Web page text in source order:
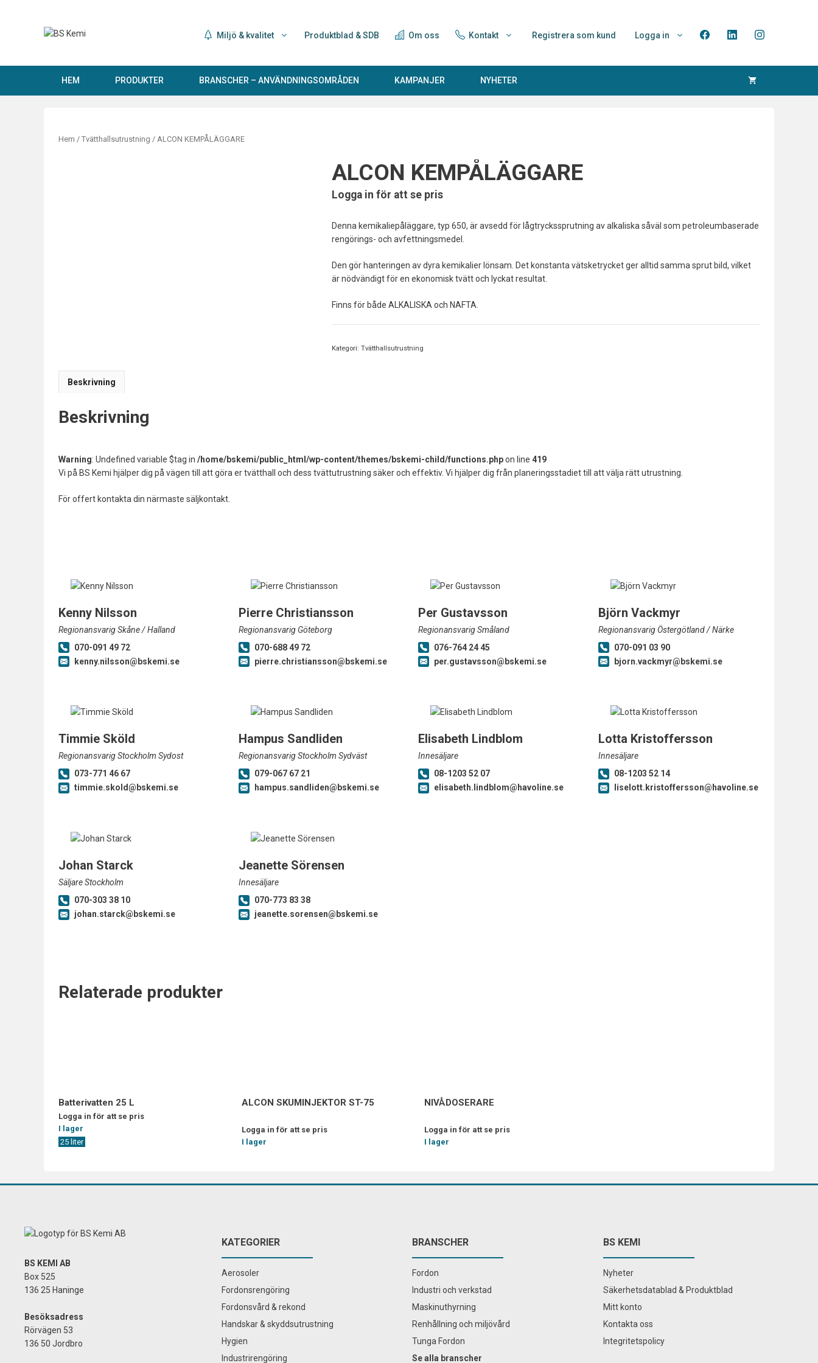
Miljö & kvalitet Produktblad & SDB Om oss Kontakt Registrera som kund Logga in
HEM PRODUKTER BRANSCHER – ANVÄNDNINGSOMRÅDEN KAMPANJER NYHETER
Hem / Tvätthallsutrustning / ALCON KEMPÅLÄGGARE
ALCON KEMPÅLÄGGARE
Logga in för att se pris
Denna kemikaliepåläggare, typ 650, är avsedd för lågtryckssprutning av alkaliska såväl som petroleumbaserade
rengörings- och avfettningsmedel.
Den gör hanteringen av dyra kemikalier lönsam. Det konstanta vätsketrycket ger alltid samma sprut bild, vilket
är nödvändigt för en ekonomisk tvätt och lyckat resultat.
Finns för både ALKALISKA och NAFTA.
Kategori:Tvätthallsutrustning
Beskrivning
Beskrivning
Warning: Undefined variable $tag in /home/bskemi/public_html/wp-content/themes/bskemi-child/functions.phpon line 419
Vi på BS Kemi hjälper dig på vägen till att göra er tvätthall och dess tvättutrustning säker och effektiv. Vi hjälper dig från planeringsstadiet till att välja rätt utrustning.
För offert kontakta din närmaste säljkontakt.
Kenny Nilsson
Regionansvarig Skåne / Halland
070-091 49 72
kenny.nilsson@bskemi.se
Pierre Christiansson
Regionansvarig Göteborg
070-688 49 72
pierre.christiansson@bskemi.se
Per Gustavsson
Regionansvarig Småland
076-764 24 45
per.gustavsson@bskemi.se
Björn Vackmyr
Regionansvarig Östergötland / Närke
070-091 03 90
bjorn.vackmyr@bskemi.se
Timmie Sköld
Regionansvarig Stockholm Sydost
073-771 46 67
timmie.skold@bskemi.se
Hampus Sandliden
Regionansvarig Stockholm Sydväst
079-067 67 21
hampus.sandliden@bskemi.se
Elisabeth Lindblom
Innesäljare
08-1203 52 07
elisabeth.lindblom@havoline.se
Lotta Kristoffersson
Innesäljare
08-1203 52 14
liselott.kristoffersson@havoline.se
Johan Starck
Säljare Stockholm
070-303 38 10
johan.starck@bskemi.se
Jeanette Sörensen
Innesäljare
070-773 83 38
jeanette.sorensen@bskemi.se
Relaterade produkter
Batterivatten 25 L
Logga in för att se pris
I lager
25 liter
ALCON SKUMINJEKTOR ST-75
Logga in för att se pris
I lager
NIVÅDOSERARE
Logga in för att se pris
I lager
BS KEMI AB
Box 525
136 25 Haninge
Besöksadress
Rörvägen 53
136 50 Jordbro
KATEGORIER
Aerosoler
Fordonsrengöring
Fordonsvård & rekond
Handskar & skyddsutrustning
Hygien
Industrirengöring
BRANSCHER
Fordon
Industri och verkstad
Maskinuthyrning
Renhållning och miljövård
Tunga Fordon
Se alla branscher
BS KEMI
Nyheter
Säkerhetsdatablad & Produktblad
Mitt konto
Kontakta oss
Integritetspolicy